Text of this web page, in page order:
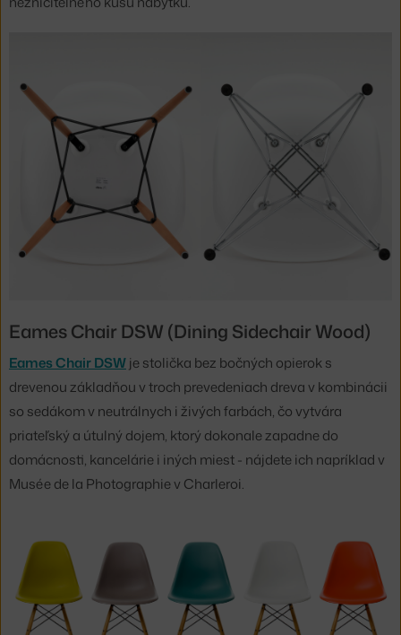
Eames Chair DSW (Dining Sidechair Wood)
Eames Chair DSWje stolička bez bočných opierok s
drevenou základňou v troch prevedeniach dreva v kombinácii
so sedákom v neutrálnych i živých farbách, čo vytvára
priateľský a útulný dojem, ktorý dokonale zapadne do
domácnosti, kancelárie i iných miest - nájdete ich napríklad v
Musée de la Photographie v Charleroi.